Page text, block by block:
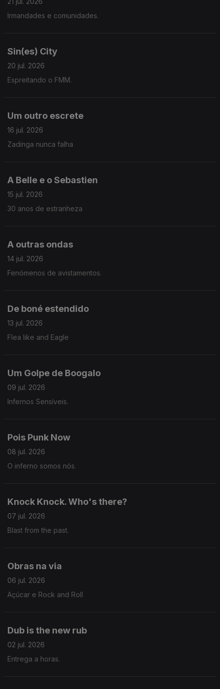
Irmandades e comunidades.
Sin(es) City
20 jul. 2026
Espreitando o FMM.
Um outro escrete
16 jul. 2026
Zadinga nunca falha
A Belle e o Sebastien
15 jul. 2026
30 anos de estranheza
A outras ondas
14 jul. 2026
Fenómenos de avistamentos.
De boné estendido
13 jul. 2026
Flea like and Eagle
Um Golpe de Boogalo
09 jul. 2026
Infernos Sensíveis.
Pois Punk Now
08 jul. 2026
O inferno somos nós.
Knock Knock. Who's there?
07 jul. 2026
Blast from the past.
Obras na via
06 jul. 2026
Açúcar e Rock and Roll
Dub is the new rub
02 jul. 2026
Entrega a horas.